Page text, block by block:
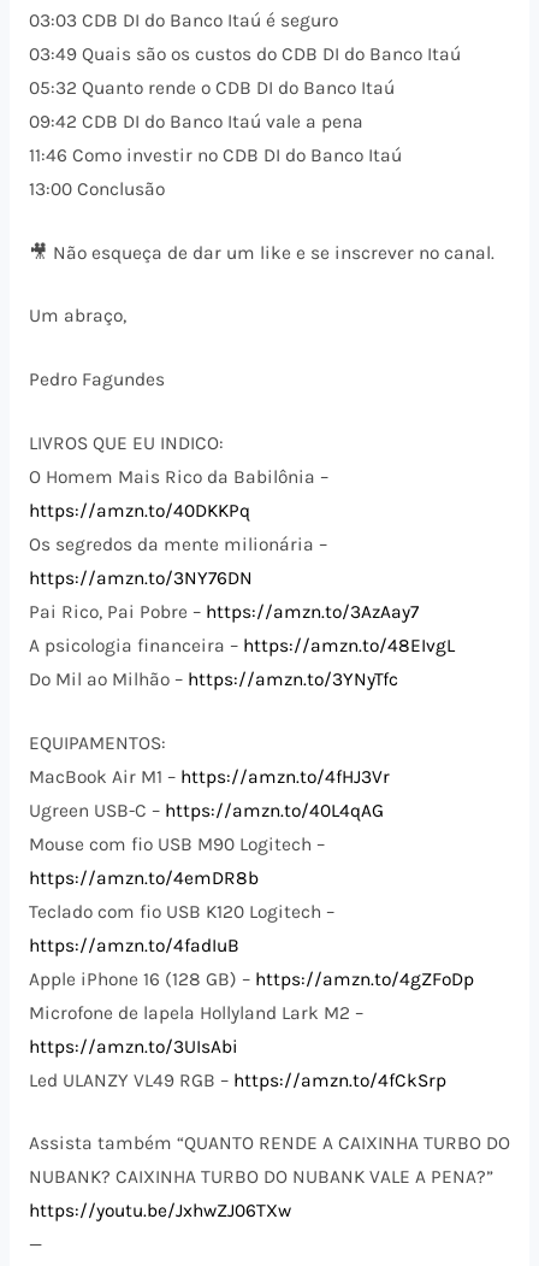
03:03 CDB DI do Banco Itaú é seguro
03:49 Quais são os custos do CDB DI do Banco Itaú
05:32 Quanto rende o CDB DI do Banco Itaú
09:42 CDB DI do Banco Itaú vale a pena
11:46 Como investir no CDB DI do Banco Itaú
13:00 Conclusão
🎥 Não esqueça de dar um like e se inscrever no canal.
Um abraço,
Pedro Fagundes
LIVROS QUE EU INDICO:
O Homem Mais Rico da Babilônia –
https://amzn.to/40DKKPq
Os segredos da mente milionária –
https://amzn.to/3NY76DN
Pai Rico, Pai Pobre – https://amzn.to/3AzAay7
A psicologia financeira – https://amzn.to/48EIvgL
Do Mil ao Milhão – https://amzn.to/3YNyTfc
EQUIPAMENTOS:
MacBook Air M1 – https://amzn.to/4fHJ3Vr
Ugreen USB-C – https://amzn.to/40L4qAG
Mouse com fio USB M90 Logitech –
https://amzn.to/4emDR8b
Teclado com fio USB K120 Logitech –
https://amzn.to/4fadIuB
Apple iPhone 16 (128 GB) – https://amzn.to/4gZFoDp
Microfone de lapela Hollyland Lark M2 –
https://amzn.to/3UIsAbi
Led ULANZY VL49 RGB – https://amzn.to/4fCkSrp
Assista também “QUANTO RENDE A CAIXINHA TURBO DO
NUBANK? CAIXINHA TURBO DO NUBANK VALE A PENA?”
https://youtu.be/JxhwZJ06TXw
—